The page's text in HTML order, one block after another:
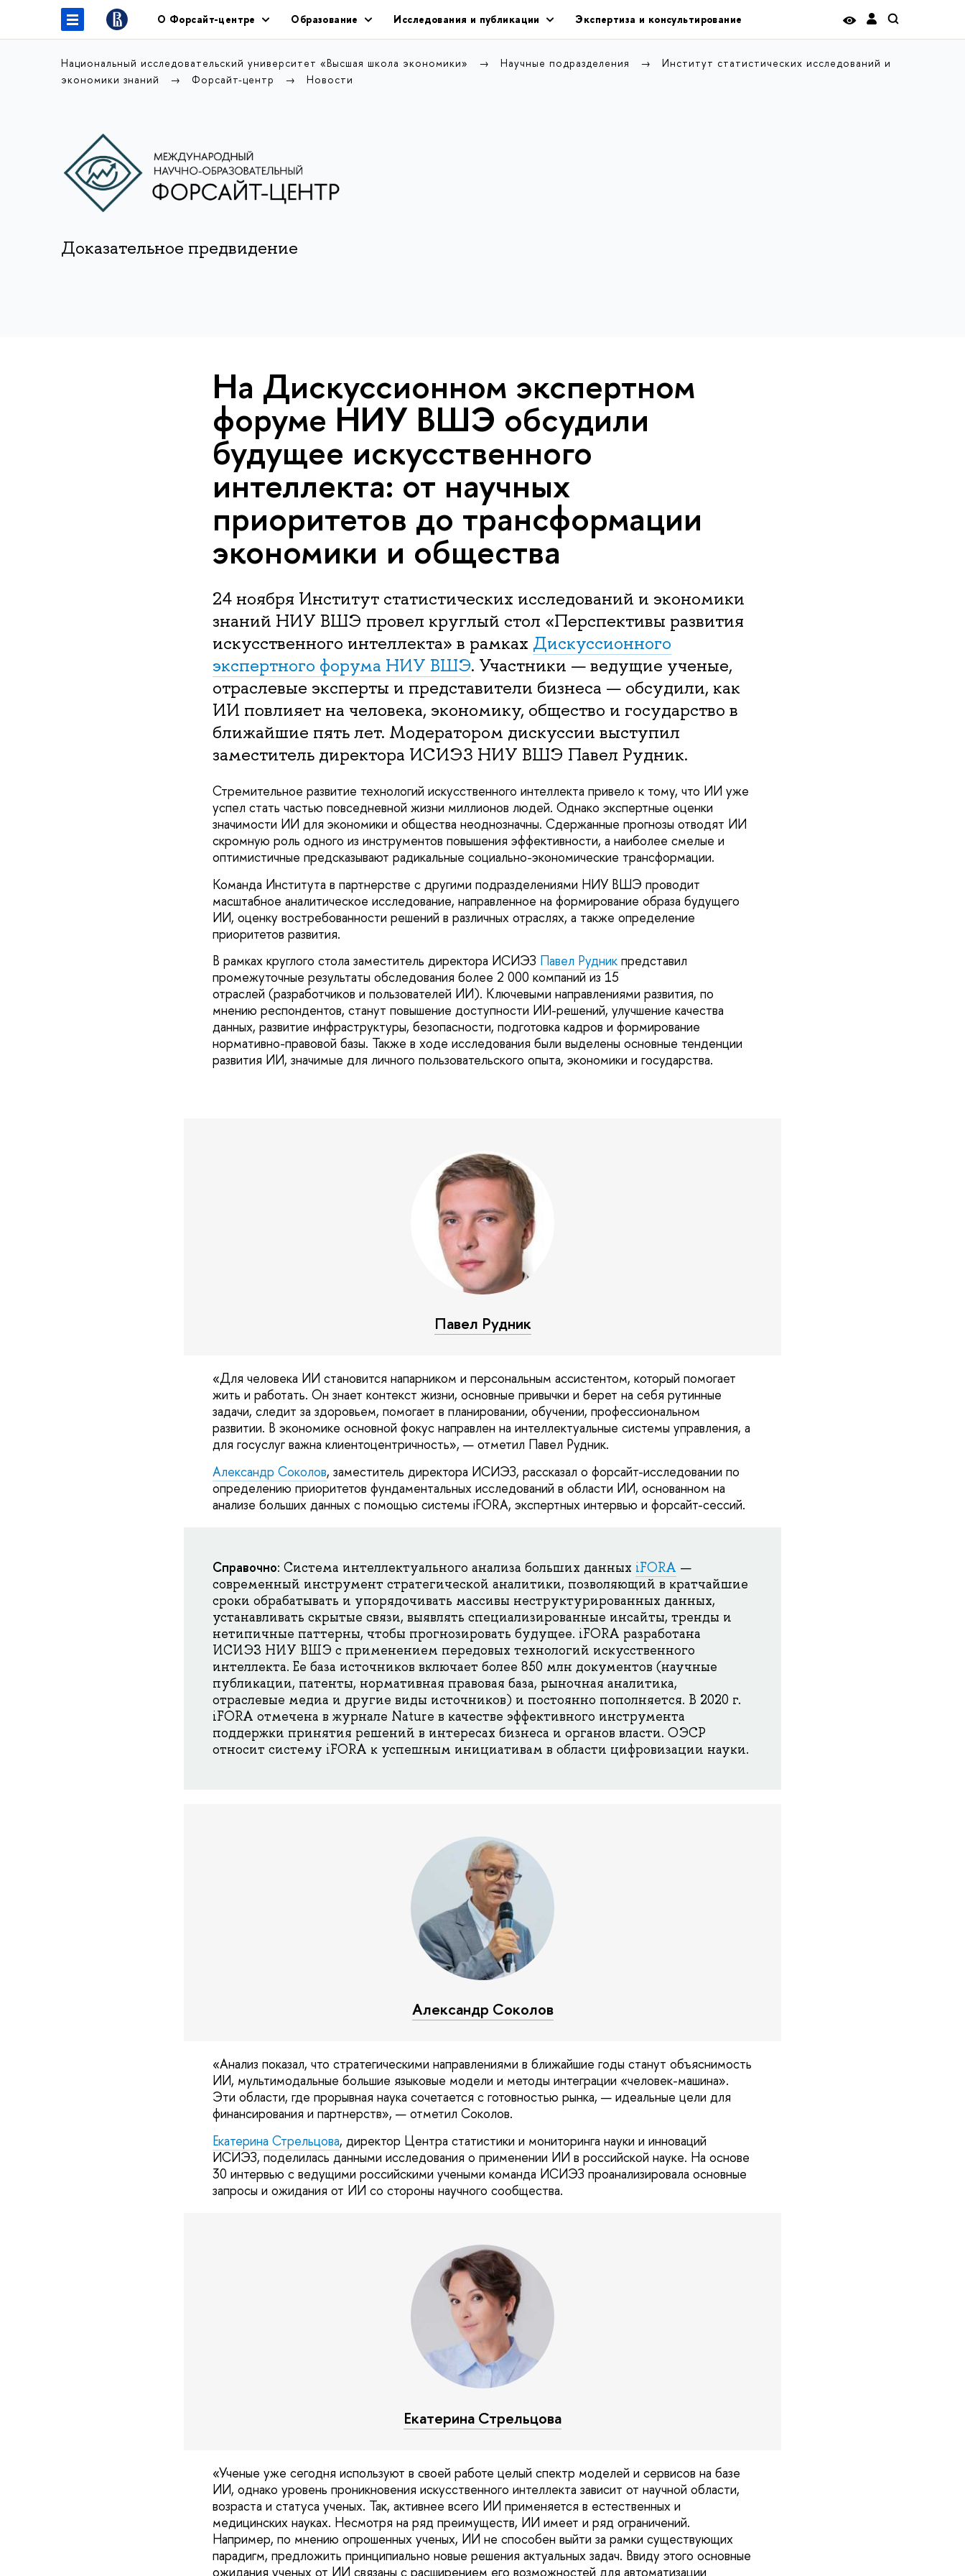
О Форсайт-центре Образование Исследования и публикации Экспертиза и консультирование
Национальный исследовательский университет «Высшая школа экономики» Научные подразделения
Институт статистических исследований и
экономики знаний
Форсайт-центр Новости
Доказательное предвидение
На Дискуссионном экспертном
форуме НИУ ВШЭ обсудили
будущее искусственного
интеллекта: от научных
приоритетов до трансформации
экономики и общества
24 ноября Институт статистических исследований и экономики
знаний НИУ ВШЭ провел круглый стол «Перспективы развития
искусственного интеллекта» в рамках Дискуссионного
экспертного форума НИУ ВШЭ. Участники — ведущие ученые,
отраслевые эксперты и представители бизнеса — обсудили, как
ИИ повлияет на человека, экономику, общество и государство в
ближайшие пять лет. Модератором дискуссии выступил
заместитель директора ИСИЭЗ НИУ ВШЭ Павел Рудник.
Стремительное развитие технологий искусственного интеллекта привело к тому, что ИИ уже
успел стать частью повседневной жизни миллионов людей. Однако экспертные оценки
значимости ИИ для экономики и общества неоднозначны. Сдержанные прогнозы отводят ИИ
скромную роль одного из инструментов повышения эффективности, а наиболее смелые и
оптимистичные предсказывают радикальные социально-экономические трансформации.
Команда Института в партнерстве с другими подразделениями НИУ ВШЭ проводит
масштабное аналитическое исследование, направленное на формирование образа будущего
ИИ, оценку востребованности решений в различных отраслях, а также определение
приоритетов развития.
В рамках круглого стола заместитель директора ИСИЭЗ Павел Рудник представил
промежуточные результаты обследования более 2 000 компаний из 15
отраслей (разработчиков и пользователей ИИ). Ключевыми направлениями развития, по
мнению респондентов, станут повышение доступности ИИ-решений, улучшение качества
данных, развитие инфраструктуры, безопасности, подготовка кадров и формирование
нормативно-правовой базы. Также в ходе исследования были выделены основные тенденции
развития ИИ, значимые для личного пользовательского опыта, экономики и государства.
Павел Рудник
«Для человека ИИ становится напарником и персональным ассистентом, который помогает
жить и работать. Он знает контекст жизни, основные привычки и берет на себя рутинные
задачи, следит за здоровьем, помогает в планировании, обучении, профессиональном
развитии. В экономике основной фокус направлен на интеллектуальные системы управления, а
для госуслуг важна клиентоцентричность», — отметил Павел Рудник.
Александр Соколов, заместитель директора ИСИЭЗ, рассказал о форсайт-исследовании по
определению приоритетов фундаментальных исследований в области ИИ, основанном на
анализе больших данных с помощью системы iFORA, экспертных интервью и форсайт-сессий.
Справочно: Система интеллектуального анализа больших данных iFORA —
современный инструмент стратегической аналитики, позволяющий в кратчайшие
сроки обрабатывать и упорядочивать массивы неструктурированных данных,
устанавливать скрытые связи, выявлять специализированные инсайты, тренды и
нетипичные паттерны, чтобы прогнозировать будущее. iFORA разработана
ИСИЭЗ НИУ ВШЭ с применением передовых технологий искусственного
интеллекта. Ее база источников включает более 850 млн документов (научные
публикации, патенты, нормативная правовая база, рыночная аналитика,
отраслевые медиа и другие виды источников) и постоянно пополняется. В 2020 г.
iFORA отмечена в журнале Nature в качестве эффективного инструмента
поддержки принятия решений в интересах бизнеса и органов власти. ОЭСР
относит систему iFORA к успешным инициативам в области цифровизации науки.
Александр Соколов
«Анализ показал, что стратегическими направлениями в ближайшие годы станут объяснимость
ИИ, мультимодальные большие языковые модели и методы интеграции «человек-машина».
Эти области, где прорывная наука сочетается с готовностью рынка, — идеальные цели для
финансирования и партнерств», — отметил Соколов.
Екатерина Стрельцова, директор Центра статистики и мониторинга науки и инноваций
ИСИЭЗ, поделилась данными исследования о применении ИИ в российской науке. На основе
30 интервью с ведущими российскими учеными команда ИСИЭЗ проанализировала основные
запросы и ожидания от ИИ со стороны научного сообщества.
Екатерина Стрельцова
«Ученые уже сегодня используют в своей работе целый спектр моделей и сервисов на базе
ИИ, однако уровень проникновения искусственного интеллекта зависит от научной области,
возраста и статуса ученых. Так, активнее всего ИИ применяется в естественных и
медицинских науках. Несмотря на ряд преимуществ, ИИ имеет и ряд ограничений.
Например, по мнению опрошенных ученых, ИИ не способен выйти за рамки существующих
парадигм, предложить принципиально новые решения актуальных задач. Ввиду этого основные
ожидания ученых от ИИ связаны с расширением его возможностей для автоматизации